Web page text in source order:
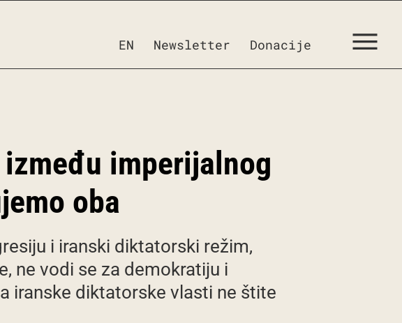
EN Newsletter Donacije
imperijalnog
oba
i iranski diktatorski režim,
ne vodi se za demokratiju i
iranske diktatorske vlasti ne štite